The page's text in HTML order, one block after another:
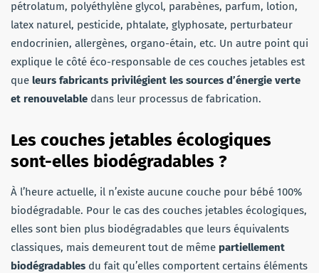
pétrolatum, polyéthylène glycol, parabènes, parfum, lotion,
latex naturel, pesticide, phtalate, glyphosate, perturbateur
endocrinien, allergènes, organo-étain, etc. Un autre point qui
explique le côté éco-responsable de ces couches jetables est
que leurs fabricants privilégient les sources d’énergie verte
et renouvelable dans leur processus de fabrication.
Les couches jetables écologiques
sont-elles biodégradables ?
À l’heure actuelle, il n’existe aucune couche pour bébé 100%
biodégradable. Pour le cas des couches jetables écologiques,
elles sont bien plus biodégradables que leurs équivalents
classiques, mais demeurent tout de même partiellement
biodégradables du fait qu’elles comportent certains éléments